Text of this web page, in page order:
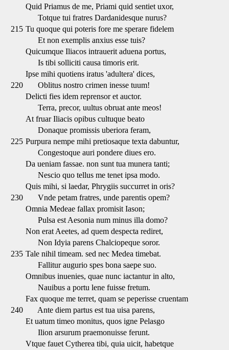
Quid Priamus de me, Priami quid sentiet uxor,
Totque tui fratres Dardanidesque nurus?
215 Tu quoque qui poteris fore me sperare fidelem
Et non exemplis anxius esse tuis?
Quicumque Iliacos intrauerit aduena portus,
Is tibi solliciti causa timoris erit.
Ipse mihi quotiens iratus 'adultera' dices,
220
Oblitus nostro crimen inesse tuum!
Delicti fies idem reprensor et auctor.
Terra, precor, uultus obruat ante meos!
At fruar Iliacis opibus cultuque beato
Donaque promissis uberiora feram,
225 Purpura nempe mihi pretiosaque texta dabuntur,
Congestoque auri pondere diues ero.
Da ueniam fassae. non sunt tua munera tanti;
Nescio quo tellus me tenet ipsa modo.
Quis mihi, si laedar, Phrygiis succurret in oris?
230
Vnde petam fratres, unde parentis opem?
Omnia Medeae fallax promisit Iason;
Pulsa est Aesonia num minus illa domo?
Non erat Aeetes, ad quem despecta rediret,
Non Idyia parens Chalciopeque soror.
235 Tale nihil timeam. sed nec Medea timebat.
Fallitur augurio spes bona saepe suo.
Omnibus inuenies, quae nunc iactantur in alto,
Nauibus a portu lene fuisse fretum.
Fax quoque me terret, quam se peperisse cruentam
240
Ante diem partus est tua uisa parens,
Et uatum timeo monitus, quos igne Pelasgo
Ilion arsurum praemonuisse ferunt.
Vtque fauet Cytherea tibi, quia uicit, habetque